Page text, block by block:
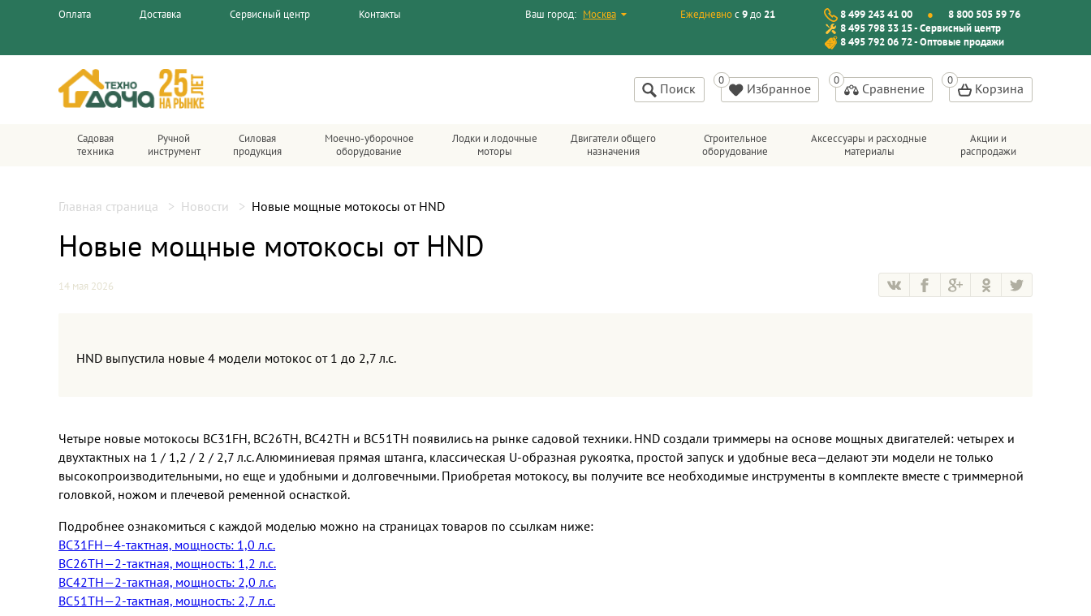
Оплата Доставка Сервисный центр Контакты Ваш город: Москва Ежедневнос9до 21 8 499 243 41 00
8 800 505 59 76
8 495 798 33 15 - Сервисный центр
8 495 792 06 72 - Оптовые продажи
Поиск Избранное Сравнение Корзина
Садовая
техника
Ручной
инструмент
Силовая
продукция
Моечно-уборочное
оборудование
Лодки и лодочные
моторы
Двигатели общего
назначения
Строительное
оборудование
Аксессуары и расходные
материалы
Акции и
распродажи
Главная страница Новости Новые мощные мотокосы от HND
Новые мощные мотокосы от HND
14 мая 2026
HND выпустила новые 4 модели мотокос от 1 до 2,7 л.с.
Четыре новые мотокосы BC31FH, BC26TH, BC42TH и BC51TH появились на рынке садовой техники. HND создали триммеры на основе мощных двигателей: четырех и
двухтактных на 1 / 1,2 / 2 / 2,7 л.с. Алюминиевая прямая штанга, классическая U-образная рукоятка, простой запуск и удобные веса—делают эти модели не только
высокопроизводительными, но еще и удобными и долговечными. Приобретая мотокосу, вы получите все необходимые инструменты в комплекте вместе с триммерной
головкой, ножом и плечевой ременной оснасткой.
Подробнее ознакомиться с каждой моделью можно на страницах товаров по ссылкам ниже:
BC31FH—4-тактная, мощность: 1,0 л.с.
BC26TH—2-тактная, мощность: 1,2 л.с.
BC42TH—2-тактная, мощность: 2,0 л.с.
BC51TH—2-тактная, мощность: 2,7 л.с.